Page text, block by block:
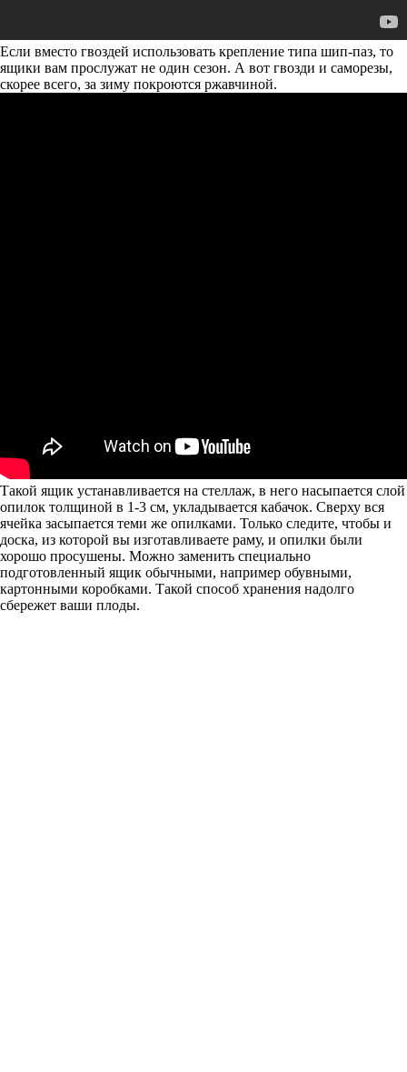
Если вместо гвоздей использовать крепление типа шип-паз, то
ящики вам прослужат не один сезон. А вот гвозди и саморезы,
скорее всего, за зиму покроются ржавчиной.
Такой ящик устанавливается на стеллаж, в него насыпается слой
опилок толщиной в 1-3 см, укладывается кабачок. Сверху вся
ячейка засыпается теми же опилками. Только следите, чтобы и
доска, из которой вы изготавливаете раму, и опилки были
хорошо просушены. Можно заменить специально
подготовленный ящик обычными, например обувными,
картонными коробками. Такой способ хранения надолго
сбережет ваши плоды.